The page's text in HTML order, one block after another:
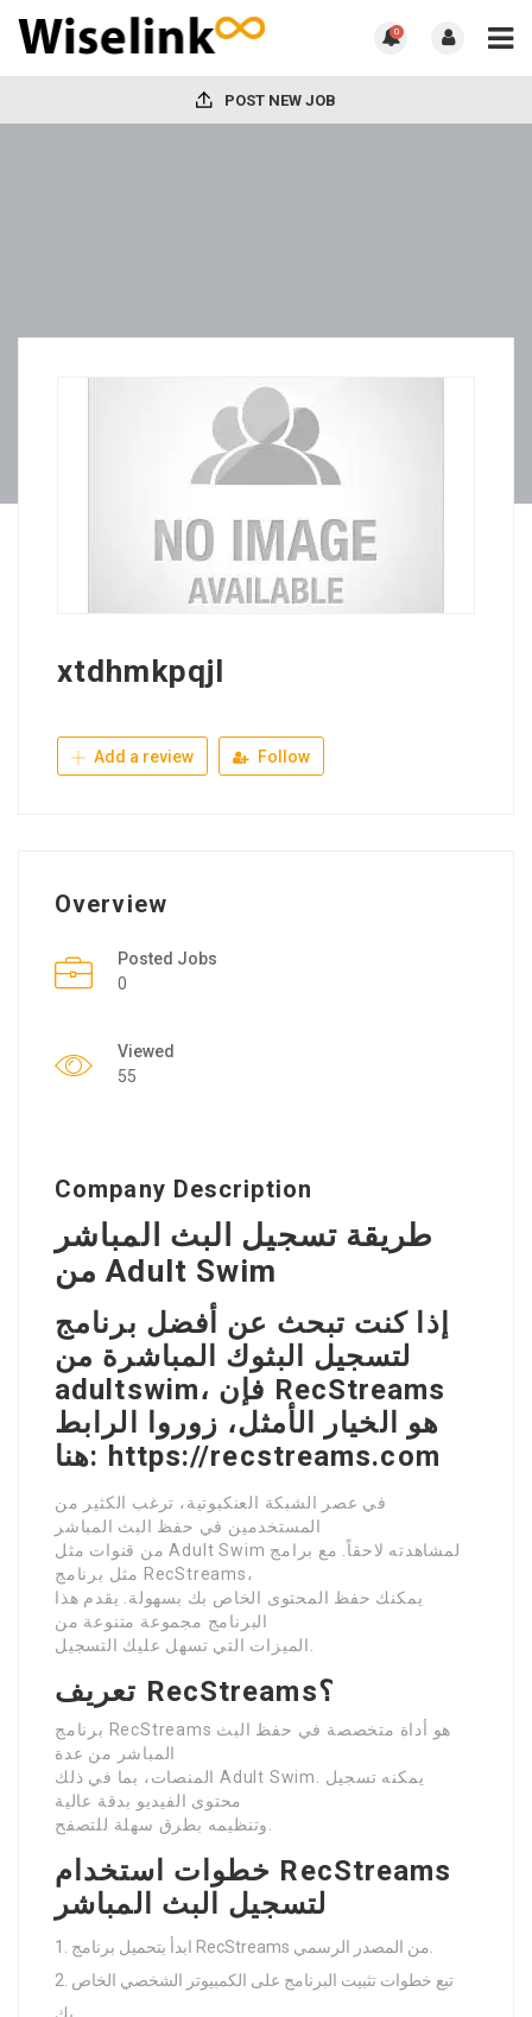
0
POST NEW JOB
xtdhmkpqjl
Add a review Follow
Overview
Posted Jobs
0
Viewed
55
Company Description
طريقة تسجيل البث المباشر
من Adult Swim
إذا كنت تبحث عن أفضل برنامج
لتسجيل البثوك المباشرة من
adultswim، فإن RecStreams
هو الخيار الأمثل، زوروا الرابط
هنا: https://recstreams.com
في عصر الشبكة العنكبوتية، ترغب الكثير من
المستخدمين في حفظ البث المباشر
من قنوات مثل Adult Swim لمشاهدته لاحقاً. مع برامج
مثل برنامج RecStreams،
يمكنك حفظ المحتوى الخاص بك بسهولة. يقدم هذا
البرنامج مجموعة متنوعة من
تعريف RecStreams؟
برنامج RecStreams هو أداة متخصصة في حفظ البث
المباشر من عدة
المنصات، بما في ذلك Adult Swim. يمكنه تسجيل
محتوى الفيديو بدقة عالية
خطوات استخدام RecStreams
لتسجيل البث المباشر
تبع خطوات تثبيت البرنامج على الكمبيوتر الشخصي الخاص